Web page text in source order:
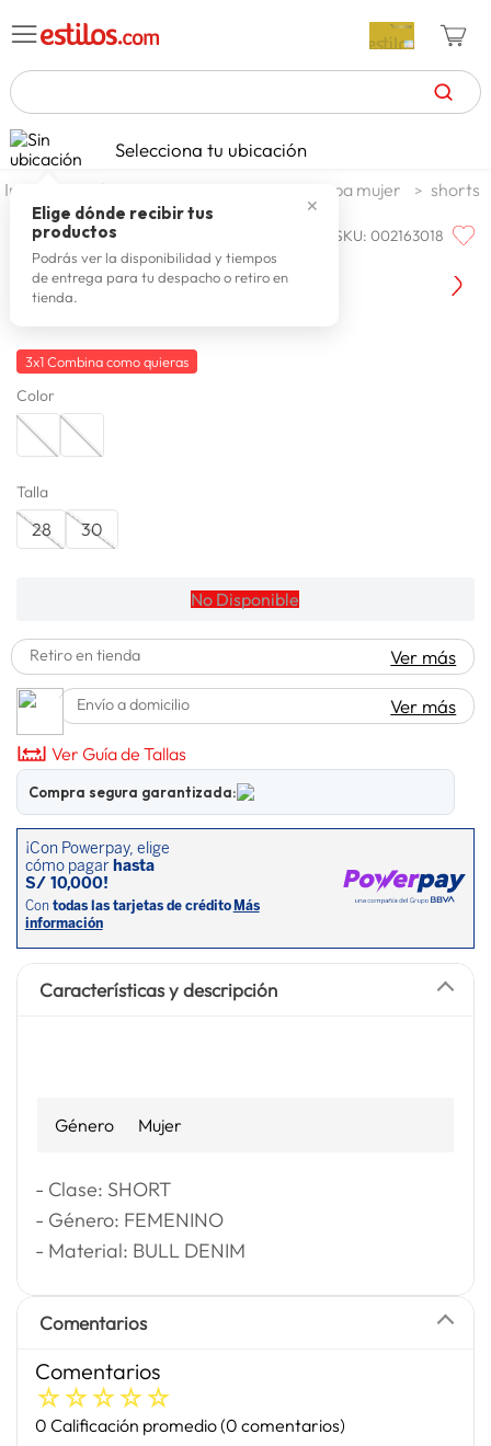
TÉRMINOS MÁS BUSCADOS
1. zapatillas mujer
2. celulares
3. zapatillas hombre
4. moda
6. tv
7.
8. terrex
10. lavadora
Selecciona tu ubicación
✕
Elige dónde recibir tus
productos
Podrás ver la disponibilidad y tiempos
de entrega para tu despacho o retiro en
tienda.
moda y accesorios ropa mujer shorts
Q'COOL SKU:002163018
Q'cool Short Bull Denim Roxy
3x1 Combina como quieras
Color
Talla
28 30
No Disponible
Retiro en tienda Ver más
Envío a domicilio Ver más
Ver Guía de Tallas
Compra segura garantizada:
Características y descripción
Género Mujer
- Clase: SHORT
- Género: FEMENINO
- Material: BULL DENIM
Comentarios
Comentarios
☆☆☆☆☆
0 Calificación promedio(0 comentarios)